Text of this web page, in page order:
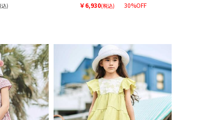
込)
￥6,930(税込) 30%OFF